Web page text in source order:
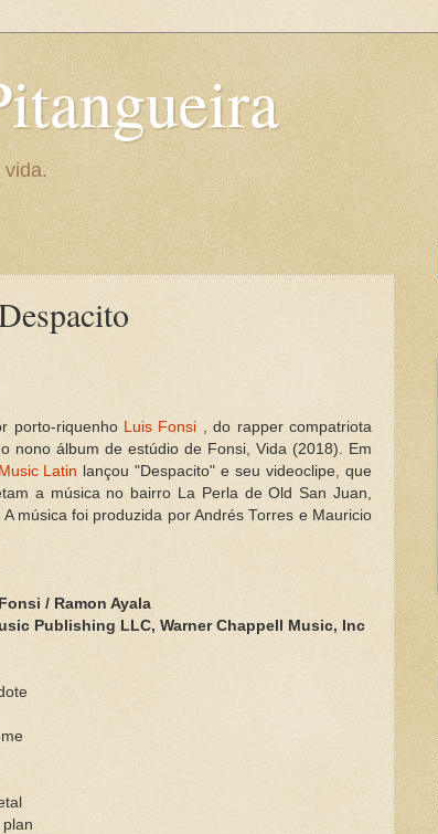
vida.
porto-riquenho Luis Fonsi , do rapper compatriota
nono álbum de estúdio de Fonsi, Vida (2018). Em
Latin lançou "Despacito" e seu videoclipe, que
a música no bairro La Perla de Old San Juan,
música foi produzida por Andrés Torres e Mauricio
/ Ramon Ayala
Publishing LLC, Warner Chappell Music, Inc